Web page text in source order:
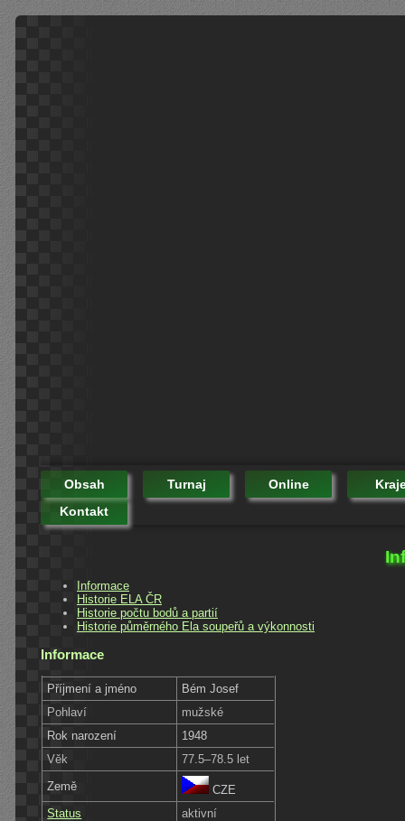
Obsah Turnaj Online
Kontakt
Informace
Historie ELA ČR
Historie počtu bodů a partií
Historie půměrného Ela soupeřů a výkonnosti
Informace
Příjmení a jméno
Bém Josef
Pohlaví
mužské
Rok narození
1948
Věk
77.5–78.5 let
Země
CZE
Status
aktivní